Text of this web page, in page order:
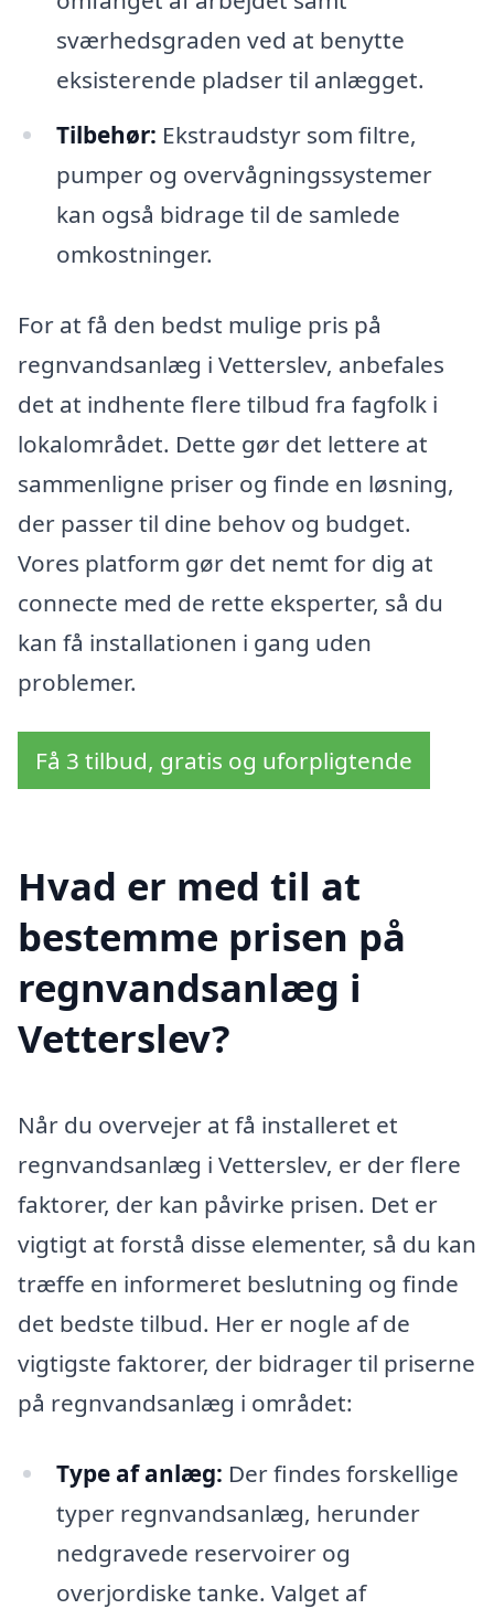
sværhedsgraden ved at benytte
eksisterende pladser til anlægget.
Tilbehør: Ekstraudstyr som filtre,
pumper og overvågningssystemer
kan også bidrage til de samlede
omkostninger.
For at få den bedst mulige pris på
regnvandsanlæg i Vetterslev, anbefales
det at indhente flere tilbud fra fagfolk i
lokalområdet. Dette gør det lettere at
sammenligne priser og finde en løsning,
der passer til dine behov og budget.
Vores platform gør det nemt for dig at
connecte med de rette eksperter, så du
kan få installationen i gang uden
problemer.
Få 3 tilbud, gratis og uforpligtende
Hvad er med til at
bestemme prisen på
regnvandsanlæg i
Vetterslev?
Når du overvejer at få installeret et
regnvandsanlæg i Vetterslev, er der flere
faktorer, der kan påvirke prisen. Det er
vigtigt at forstå disse elementer, så du kan
træffe en informeret beslutning og finde
det bedste tilbud. Her er nogle af de
vigtigste faktorer, der bidrager til priserne
på regnvandsanlæg i området:
Type af anlæg: Der findes forskellige
typer regnvandsanlæg, herunder
nedgravede reservoirer og
overjordiske tanke. Valget af